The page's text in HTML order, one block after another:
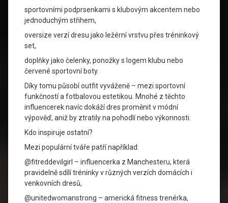
sportovními podprsenkami s klubovým akcentem nebo
jednoduchým střihem,
oversize verzí dresu jako ležérní vrstvu přes tréninkový
set,
doplňky jako čelenky, ponožky s logem klubu nebo
červené sportovní boty.
Díky tomu působí outfit vyváženě – mezi sportovní
funkčností a fotbalovou estetikou. Mnohé z těchto
influencerek navíc dokáží dres proměnit v módní
výpověď, aniž by ztratily na pohodlí nebo výkonnosti.
Kdo inspiruje ostatní?
Mezi populární tváře patří například:
@fitreddevilgirl – influencerka z Manchesteru, která
pravidelně sdílí tréninky v různých verzích domácích i
venkovních dresů,
@unitedwomanstrong – americká fitness trenérka,